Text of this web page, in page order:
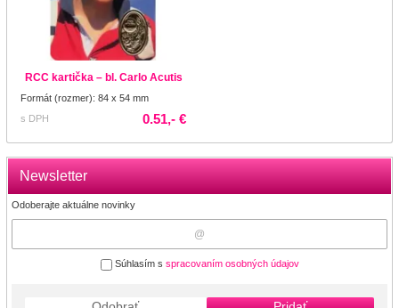
Newsletter
Odoberajte aktuálne novinky
Súhlasím s spracovaním osobných údajov
RCC kartička – bl. Carlo Acutis
Formát (rozmer): 84 x 54 mm
s DPH
0.51,- €